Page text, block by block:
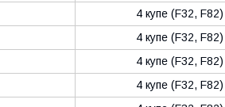
4 купе (F32, F82)
4 купе (F32, F82)
4 купе (F32, F82)
4 купе (F32, F82)